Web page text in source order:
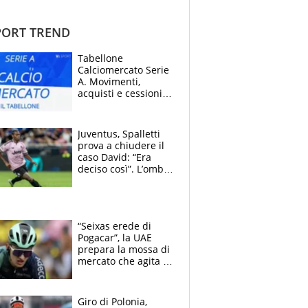
TREND
Tabellone
Calciomercato Serie
A. Movimenti,
acquisti e cessioni:
Juventus, Spalletti
prova a chiudere il
caso David: “Era
deciso così”. L’ombra
“Seixas erede di
Pogacar”, la UAE
prepara la mossa di
mercato che agita la
a Burgos
Giro di Polonia,